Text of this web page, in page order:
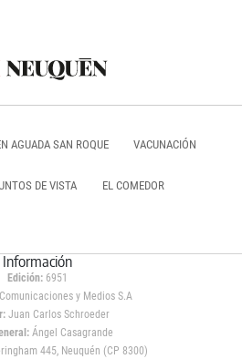
AGUADA SAN ROQUE VACUNACIÓN
DE VISTA EL COMEDOR
Información
Edición: 6951
y Medios S.A
Juan Carlos Schroeder
Ángel Casagrande
445, Neuquén (CP 8300)